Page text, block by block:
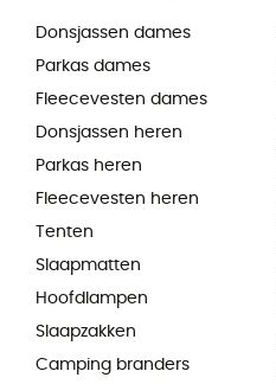
Donsjassen dames
Parkas dames
Fleecevesten dames
Donsjassen heren
Parkas heren
Fleecevesten heren
Tenten
Slaapmatten
Hoofdlampen
Slaapzakken
Camping branders